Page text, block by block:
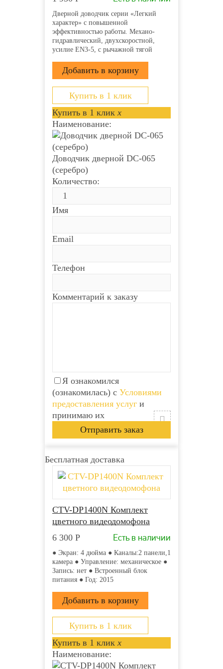
Дверной доводчик серии «Легкий
характер» с повышенной
эффективностью работы. Механо-
гидравлический, двухскоростной,
усилие EN3-5, с рычажной тягой
Купить в 1 клик
Купить в 1 клик x
Наименование:
Доводчик дверной DC-065
(серебро)
Количество:
Имя
Email
Телефон
Комментарий к заказу
Я ознакомился
(ознакомилась) с Условиями
предоставления услуг и
принимаю их
Бесплатная доставка
CTV-DP1400N Комплект
цветного видеодомофона
6 300 Р Есть в наличии
● Экран: 4 дюйма ● Каналы:2 панели,1
камера ● Управление: механическое ●
Запись: нет ● Встроенный блок
питания ● Год: 2015
Купить в 1 клик
Купить в 1 клик x
Наименование: